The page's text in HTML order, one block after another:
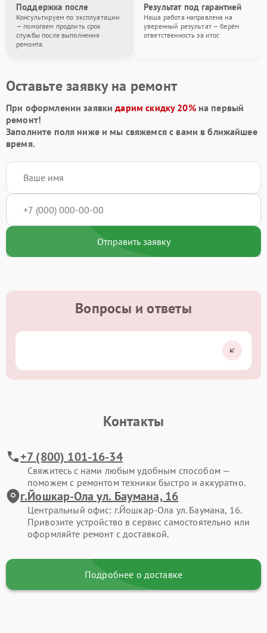
Поддержка после
Консультируем по эксплуатации
— помогаем продлить срок
службы после выполнения
ремонта.
Результат под гарантией
Наша работа направлена на
уверенный результат — берём
ответственность за итог.
Оставьте заявку на ремонт
При оформлении заявкидарим скидку 20%на первый
ремонт!
Заполните поля ниже и мы свяжемся с вами в ближайшее
время.
Отправить заявку
Вопросы и ответы
Контакты
+7 (800) 101-16-34
Свяжитесь с нами любым удобным способом —
поможем с ремонтом техники быстро и аккуратно.
г.Йошкар-Ола ул. Баумана, 16
Центральный офис: г.Йошкар-Ола ул. Баумана, 16.
Привозите устройство в сервис самостоятельно или
оформляйте ремонт с доставкой.
Подробнее о доставке